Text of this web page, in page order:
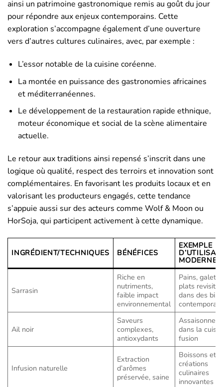
ainsi un patrimoine gastronomique remis au goût du jour
pour répondre aux enjeux contemporains. Cette
exploration s’accompagne également d’une ouverture
vers d’autres cultures culinaires, avec, par exemple :
L’essor notable de la cuisine coréenne.
La montée en puissance des gastronomies africaines
et méditerranéennes.
Le développement de la restauration rapide ethnique,
moteur économique et social de la scène alimentaire
actuelle.
Le retour aux traditions ainsi repensé s’inscrit dans une
logique où qualité, respect des terroirs et innovation sont
complémentaires. En favorisant les produits locaux et en
valorisant les producteurs engagés, cette tendance
s’appuie aussi sur des acteurs comme Wolf & Moon ou
HorSoja, qui participent activement à cette dynamique.
INGRÉDIENT/TECHNIQUES BÉNÉFICES
EXEMPLE
MODERNE
Sarrasin
Riche en
nutriments,
faible impact
environnemental
Pains,
plats revisités
dans des
Ail noir
Saveurs
complexes,
antioxydants
dans la
fusion
Infusion naturelle
Extraction
d’arômes
préservée, saine
Boissons et
créations
culinaires
innovantes